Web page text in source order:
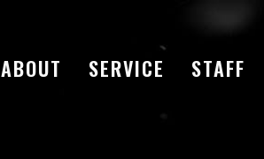
ABOUT SERVICE STAFF